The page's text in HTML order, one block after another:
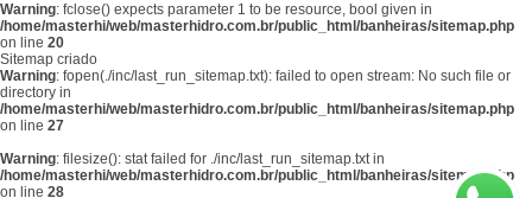
Warning: fclose() expects parameter 1 to be resource, bool given in
/home/masterhi/web/masterhidro.com.br/public_html/banheiras/sitemap.php
on line 20
Sitemap criado
Warning: fopen(./inc/last_run_sitemap.txt): failed to open stream: No such file or
directory in
/home/masterhi/web/masterhidro.com.br/public_html/banheiras/sitemap.php
on line 27
Warning: filesize(): stat failed for ./inc/last_run_sitemap.txt in
/home/masterhi/web/masterhidro.com.br/public_html/banheiras/sitemap.php
on line 28